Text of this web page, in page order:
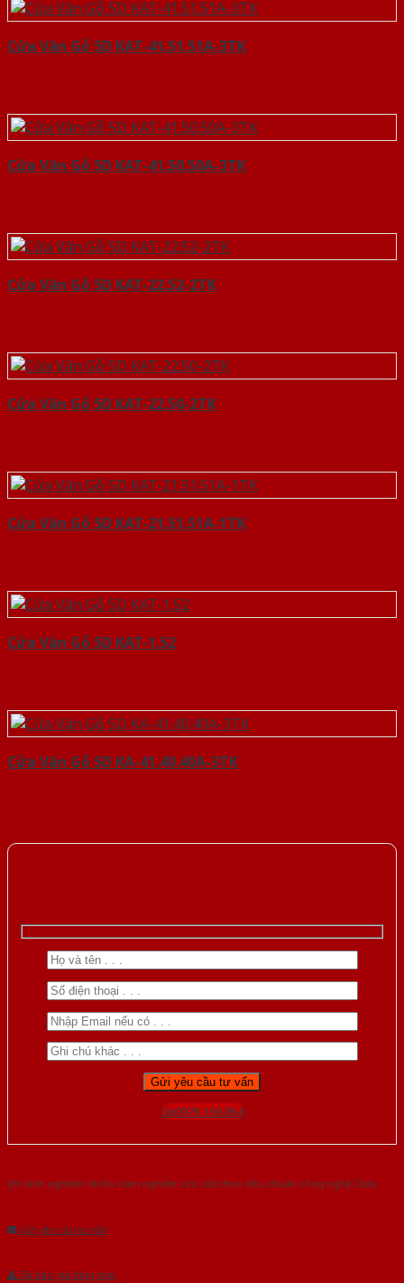
Cửa Vân Gỗ 5D KAT-41.51.51A-3TK
Cửa Vân Gỗ 5D KAT-41.50.50A-3TK
Cửa Vân Gỗ 5D KAT-22.52-2TK
Cửa Vân Gỗ 5D KAT-22.50-2TK
Cửa Vân Gỗ 5D KAT-21.51.51A-1TK
Cửa Vân Gỗ 5D KAT-1.52
Cửa Vân Gỗ 5D KA-41.40.40A-3TK
Gọi 0976.169.864
Với kinh nghiệm nhiêu năm nghiên cứu cửa theo tiêu chuẩn công nghệ Châu
Âu.Chúng tôi tự tin là nhà sản xuất & cung cấp hàng đầu tại Việt Nam!
Gửi yêu cầu tư vấn
Tải báo giá tổng hợp